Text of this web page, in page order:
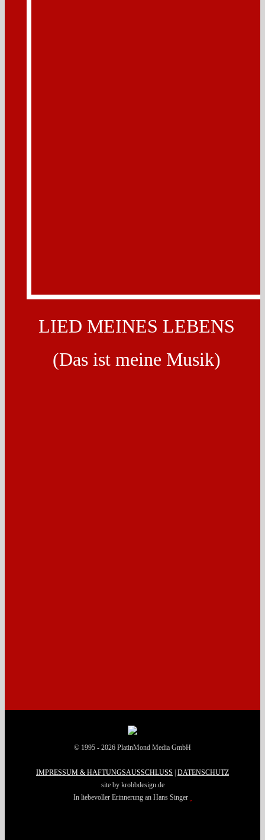
LIED MEINES LEBENS
(Das ist meine Musik)
© 1995 - 2026 PlatinMond Media GmbH
IMPRESSUM & HAFTUNGSAUSSCHLUSS | DATENSCHUTZ
site by krobbdesign.de
In liebevoller Erinnerung an Hans Singer